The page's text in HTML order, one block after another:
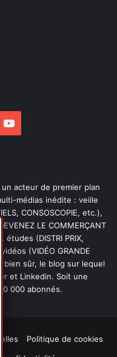
YouTube
acteur de premier plan
médias inédite : veille
CONSOSCOPIE, etc.),
LE COMMERÇANT
études (DISTRI PRIX,
(VIDÉO GRANDE
bien sûr, le blog sur lequel
et Linkedin. Soit une
000 abonnés.
Politique de cookies